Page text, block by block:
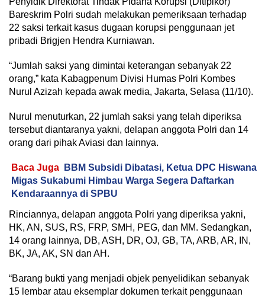
Bareskrim Polri sudah melakukan pemeriksaan terhadap
22 saksi terkait kasus dugaan korupsi penggunaan jet
pribadi Brigjen Hendra Kurniawan.
“Jumlah saksi yang dimintai keterangan sebanyak 22
orang,” kata Kabagpenum Divisi Humas Polri Kombes
Nurul Azizah kepada awak media, Jakarta, Selasa (11/10).
Nurul menuturkan, 22 jumlah saksi yang telah diperiksa
tersebut diantaranya yakni, delapan anggota Polri dan 14
orang dari pihak Aviasi dan lainnya.
Baca Juga
BBM Subsidi Dibatasi, Ketua DPC Hiswana
Migas Sukabumi Himbau Warga Segera Daftarkan
Kendaraannya di SPBU
Rinciannya, delapan anggota Polri yang diperiksa yakni,
HK, AN, SUS, RS, FRP, SMH, PEG, dan MM. Sedangkan,
14 orang lainnya, DB, ASH, DR, OJ, GB, TA, ARB, AR, IN,
BK, JA, AK, SN dan AH.
“Barang bukti yang menjadi objek penyelidikan sebanyak
15 lembar atau eksemplar dokumen terkait penggunaan